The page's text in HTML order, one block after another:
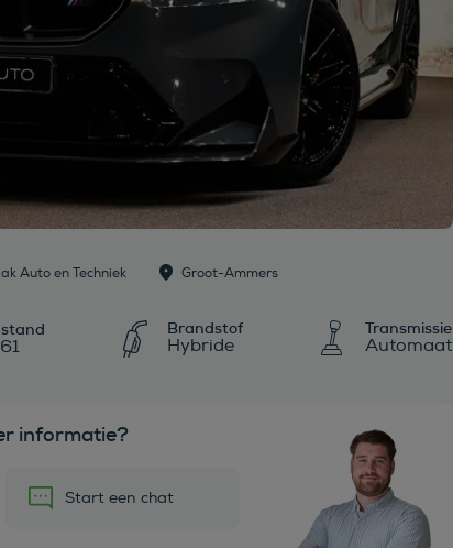
Auto en Techniek Groot-Ammers
Brandstof
Hybride
Transmissie
Automaat
informatie?
Start een chat